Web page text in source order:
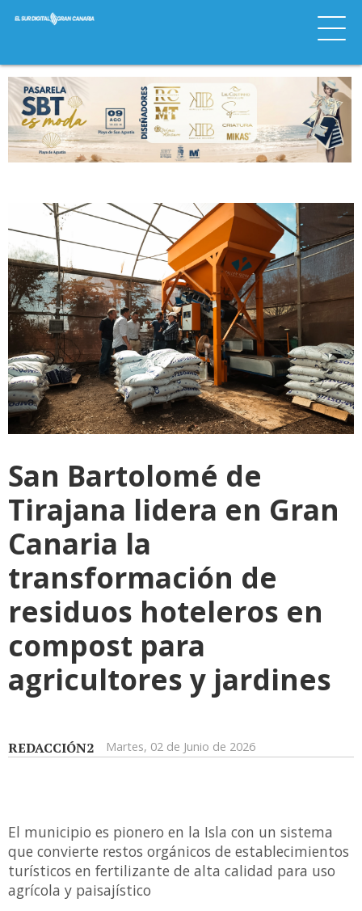
San Bartolomé de
Tirajana lidera en Gran
Canaria la
transformación de
residuos hoteleros en
compost para
agricultores y jardines
REDACCIÓN2 Martes, 02 de Junio de 2026
El municipio es pionero en la Isla con un sistema
que convierte restos orgánicos de establecimientos
turísticos en fertilizante de alta calidad para uso
agrícola y paisajístico